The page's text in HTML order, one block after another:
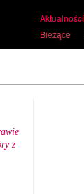
Aktualności
Bieżące
z